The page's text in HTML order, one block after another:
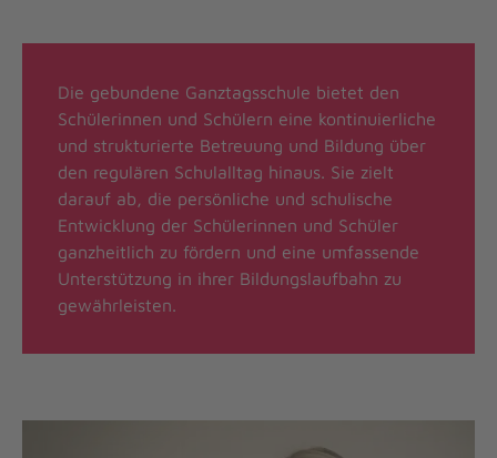
Die gebundene Ganztagsschule bietet den
Schülerinnen und Schülern eine kontinuierliche
und strukturierte Betreuung und Bildung über
den regulären Schulalltag hinaus. Sie zielt
darauf ab, die persönliche und schulische
Entwicklung der Schülerinnen und Schüler
ganzheitlich zu fördern und eine umfassende
Unterstützung in ihrer Bildungslaufbahn zu
gewährleisten.